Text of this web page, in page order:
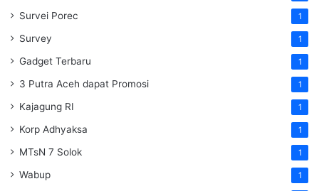
Survei Porec 1
Survey 1
Gadget Terbaru 1
3 Putra Aceh dapat Promosi 1
Kajagung RI 1
Korp Adhyaksa 1
MTsN 7 Solok 1
Wabup 1